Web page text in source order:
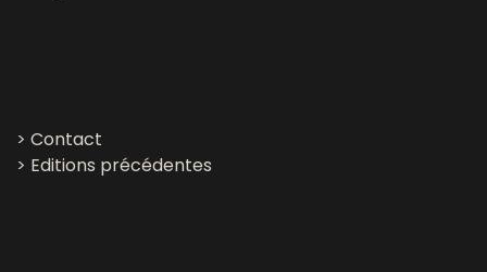
> Contact
> Editions précédentes